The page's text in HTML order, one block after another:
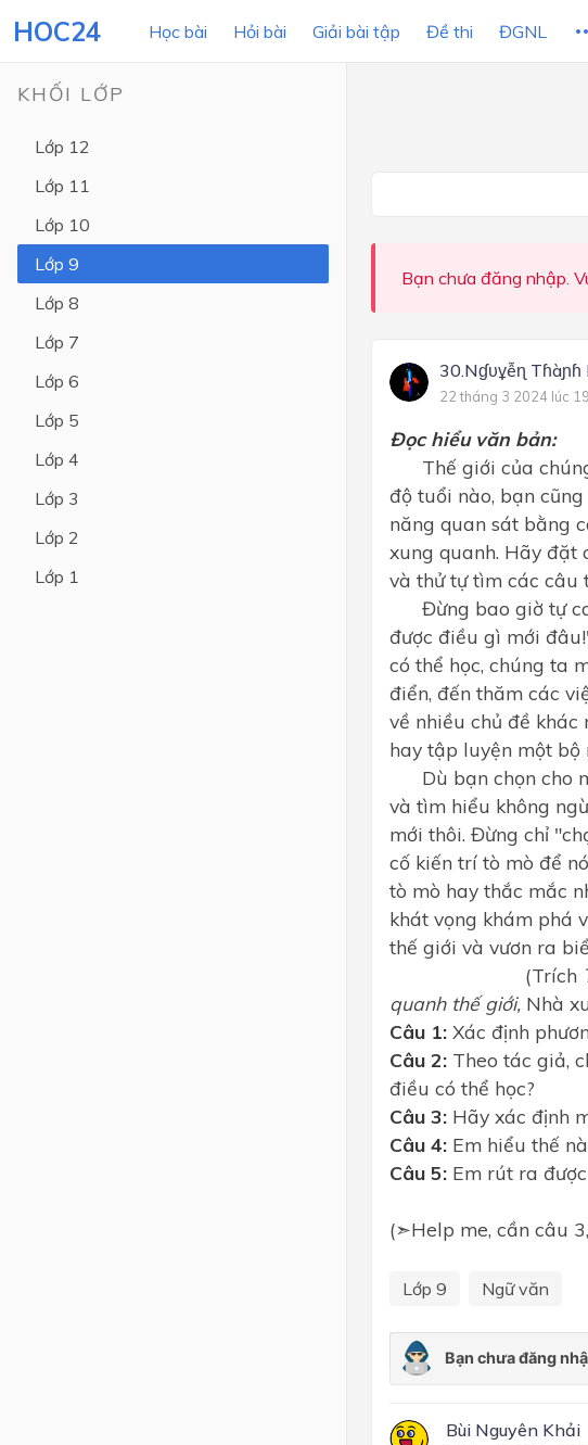
HOC24 Học bài Hỏi bài Giải bài tập Đề thi ĐGNL
Lớp 11
Lớp 10
KHỐI LỚP
Lớp 12
Lớp 11
Lớp 10
Lớp 9
Lớp 8
Lớp 7
Lớp 6
Lớp 5
Lớp 4
Lớp 3
Lớp 2
Lớp 1
Bạn chưa đăng nhập.
30.Nɠυұễɳ Tɦàɲɦ
22 tháng 3 2024 lúc
Đọc hiểu văn bản:
Thế giới của chúng
độ tuổi nào, bạn
năng quan sát bằng
xung quanh. Hãy đặt
và thử tự tìm các câu
Đừng bao giờ tự
được điều gì mới
có thể học, chúng ta
điển, đến thăm các
về nhiều chủ đề khác
hay tập luyện một bộ
Dù bạn chọn cho
và tìm hiểu không
mới thôi. Đừng chỉ
cố kiến trí tò mò để
tò mò hay thắc mắc
khát vọng khám phá
thế giới và vươn ra
(Trích
quanh thế giới, Nhà
Câu 1: Xác định
Câu 2: Theo tác giả,
điều có thể học?
Câu 3: Hãy xác định
Câu 4: Em hiểu thế
Câu 5: Em rút ra
(➣Help me, cần câu
Lớp 9 Ngữ văn
Bùi Nguyên Khải